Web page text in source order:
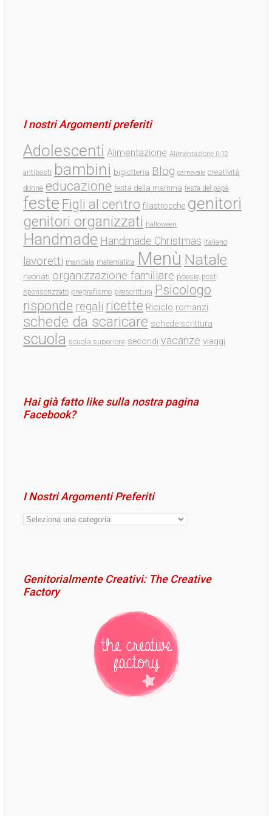
I nostri Argomenti preferiti
Adolescenti Alimentazione Alimentazione 0-12
antipasti bambini bigiotteria Blog carnevale creatività
donne educazione festa della mamma festa del papà
feste Figli al centro filastrocche genitori
genitori organizzati halloween
Handmade Handmade Christmas italiano
lavoretti mandala matematica Menù Natale
neonati organizzazione familiare poesie post
sponsorizzato pregrafismo prescrittura Psicologo
risponde regali ricette Riciclo romanzi
schede da scaricare schede scrittura
scuola scuola superiore secondi vacanze viaggi
Hai già fatto like sulla nostra pagina
Facebook?
I Nostri Argomenti Preferiti
Genitorialmente Creativi: The Creative
Factory